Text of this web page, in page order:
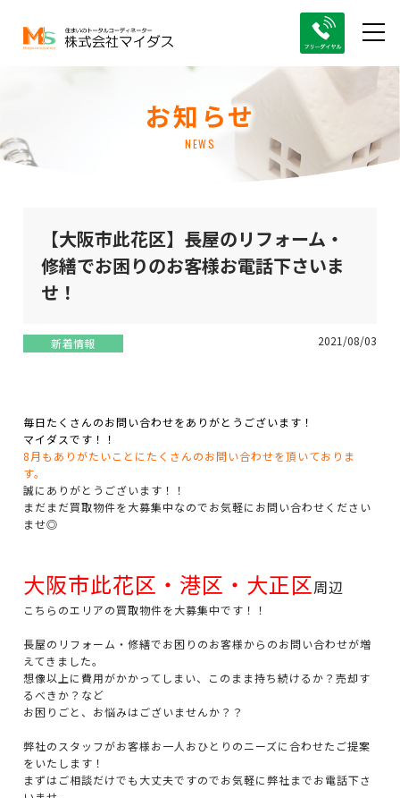
お知らせ
NEWS
【大阪市此花区】長屋のリフォーム・
修繕でお困りのお客様お電話下さいま
せ！
新着情報 2021/08/03
毎日たくさんのお問い合わせをありがとうございます！
マイダスです！！
8月もありがたいことにたくさんのお問い合わせを頂いておりま
す。
誠にありがとうございます！！
まだまだ買取物件を大募集中なのでお気軽にお問い合わせください
ませ◎
大阪市此花区・港区・大正区周辺
こちらのエリアの買取物件を大募集中です！！
長屋のリフォーム・修繕でお困りのお客様からのお問い合わせが増
えてきました。
想像以上に費用がかかってしまい、このまま持ち続けるか？売却す
るべきか？など
お困りごと、お悩みはございませんか？？
弊社のスタッフがお客様お一人おひとりのニーズに合わせたご提案
をいたします！
まずはご相談だけでも大丈夫ですのでお気軽に弊社までお電話下さ